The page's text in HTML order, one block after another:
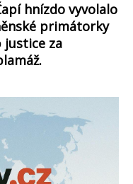
hnízdo vyvolalo
primátorky
justice za